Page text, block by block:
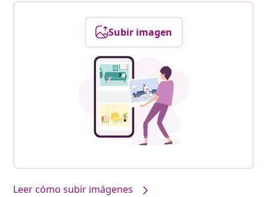
Subir imagen
Leer cómo subir imágenes